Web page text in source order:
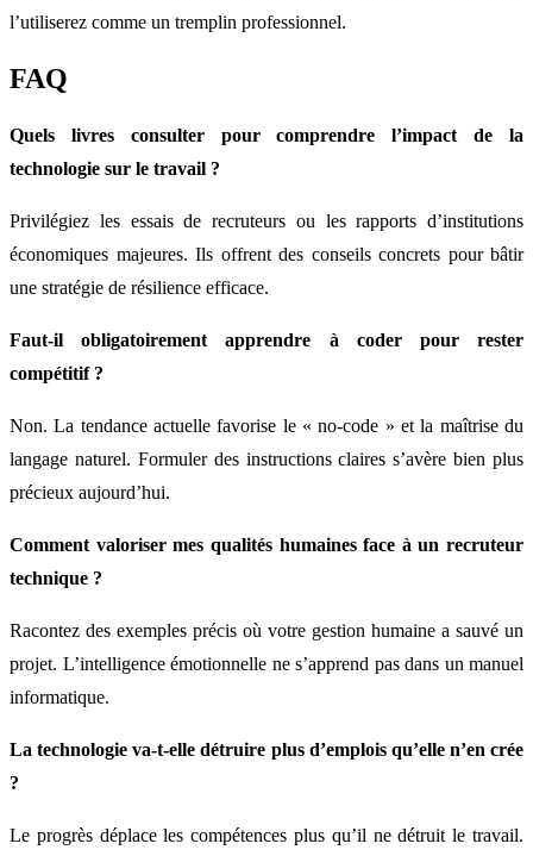
l’utiliserez comme un tremplin professionnel.
FAQ
Quels livres consulter pour comprendre l’impact de la
technologie sur le travail ?
Privilégiez les essais de recruteurs ou les rapports d’institutions
économiques majeures. Ils offrent des conseils concrets pour bâtir
une stratégie de résilience efficace.
Faut-il obligatoirement apprendre à coder pour rester
compétitif ?
Non. La tendance actuelle favorise le « no-code » et la maîtrise du
langage naturel. Formuler des instructions claires s’avère bien plus
précieux aujourd’hui.
Comment valoriser mes qualités humaines face à un recruteur
technique ?
Racontez des exemples précis où votre gestion humaine a sauvé un
projet. L’intelligence émotionnelle ne s’apprend pas dans un manuel
informatique.
La technologie va-t-elle détruire plus d’emplois qu’elle n’en crée
?
Le progrès déplace les compétences plus qu’il ne détruit le travail.